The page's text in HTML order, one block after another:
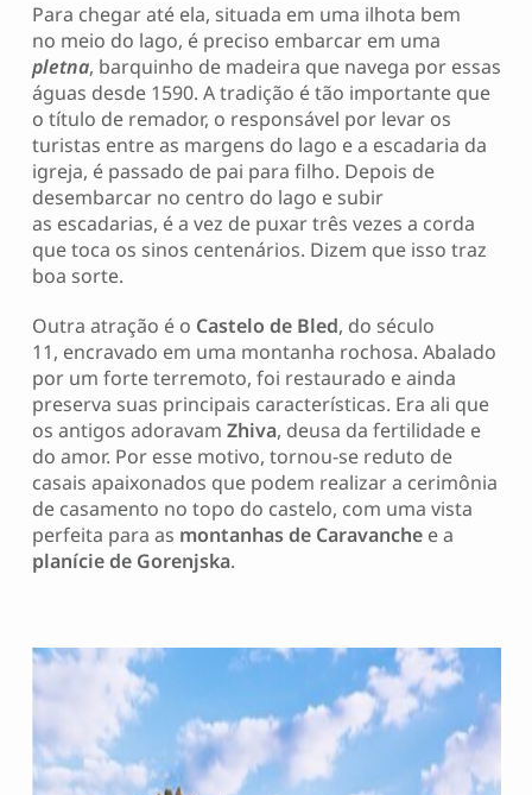
Para chegar até ela, situada em uma ilhota bem
no meio do lago, é preciso embarcar em uma
pletna, barquinho de madeira que navega por essas
águas desde 1590. A tradição é tão importante que
o título de remador, o responsável por levar os
turistas entre as margens do lago e a escadaria da
igreja, é passado de pai para filho. Depois de
desembarcar no centro do lago e subir
as escadarias, é a vez de puxar três vezes a corda
que toca os sinos centenários. Dizem que isso traz
boa sorte.
Outra atração é o Castelo de Bled, do século
11, encravado em uma montanha rochosa. Abalado
por um forte terremoto, foi restaurado e ainda
preserva suas principais características. Era ali que
os antigos adoravam Zhiva, deusa da fertilidade e
do amor. Por esse motivo, tornou-se reduto de
casais apaixonados que podem realizar a cerimônia
de casamento no topo do castelo, com uma vista
perfeita para as montanhas de Caravanchee a
planície de Gorenjska.